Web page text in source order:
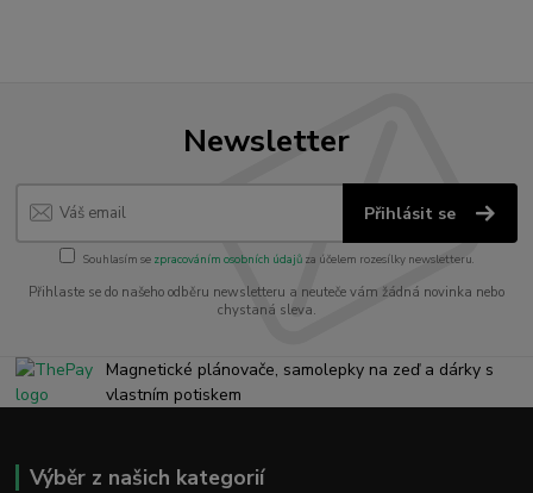
Newsletter
Přihlásit se
Souhlasím se zpracováním osobních údajůza účelem rozesílky newsletteru.
Přihlaste se do našeho odběru newsletteru a neuteče vám žádná novinka nebo
chystaná sleva.
Magnetické plánovače, samolepky na zeď a dárky s
vlastním potiskem
Výběr z našich kategorií